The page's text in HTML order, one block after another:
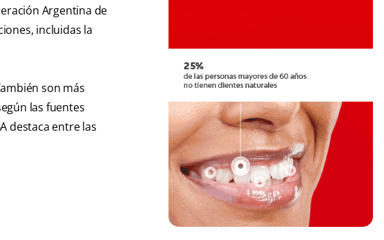
Argentina de
incluidas la
son más
las fuentes
destaca entre las